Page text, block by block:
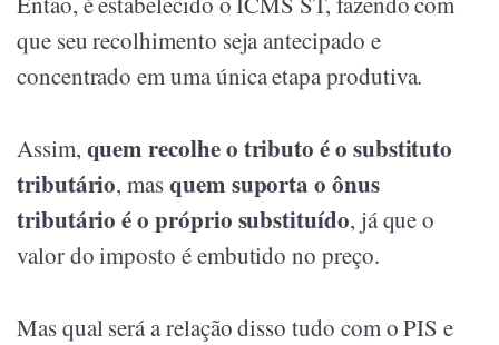
que seu recolhimento seja antecipado e
concentrado em uma única etapa produtiva.
Assim, quem recolhe o tributo é o substituto
tributário, masquem suporta o ônus
tributário é o próprio substituído, já que o
valor do imposto é embutido no preço.
Mas qual será a relação disso tudo com o PIS e